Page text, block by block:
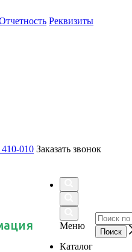
Реквизиты
010 Заказать звонок
Меню
Каталог